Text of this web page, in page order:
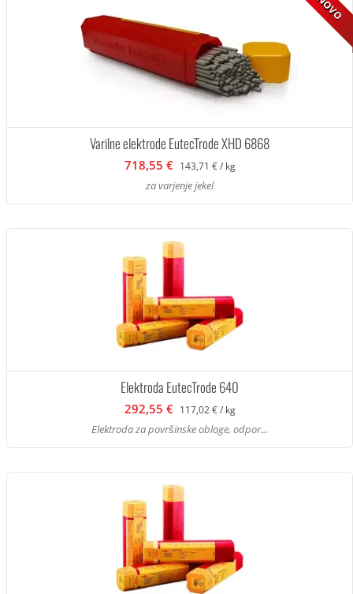
NOVO
Varilne elektrode EutecTrode XHD 6868
718,55 € 143,71 € / kg
za varjenje jekel
Elektroda EutecTrode 640
292,55 € 117,02 € / kg
Elektroda za površinske obloge, odpor...